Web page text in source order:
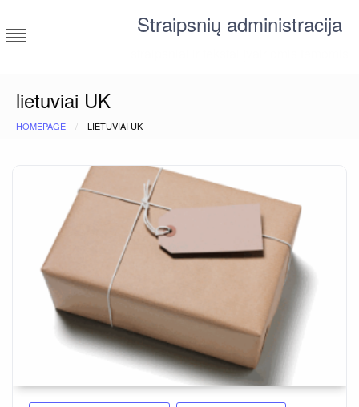
to
content
Straipsnių administracija
lietuviai UK
HOMEPAGE LIETUVIAI UK